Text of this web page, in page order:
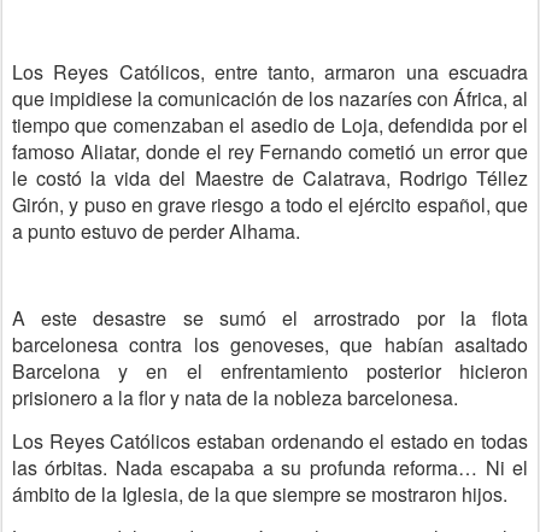
Los Reyes Católicos, entre tanto, armaron una escuadra
que impidiese la comunicación de los nazaríes con África, al
tiempo que comenzaban el asedio de Loja, defendida por el
famoso Aliatar, donde el rey Fernando cometió un error que
le costó la vida del Maestre de Calatrava, Rodrigo Téllez
Girón, y puso en grave riesgo a todo el ejército español, que
a punto estuvo de perder Alhama.
A este desastre se sumó el arrostrado por la flota
barcelonesa contra los genoveses, que habían asaltado
Barcelona y en el enfrentamiento posterior hicieron
prisionero a la flor y nata de la nobleza barcelonesa.
Los Reyes Católicos estaban ordenando el estado en todas
las órbitas. Nada escapaba a su profunda reforma… Ni el
ámbito de la Iglesia, de la que siempre se mostraron hijos.